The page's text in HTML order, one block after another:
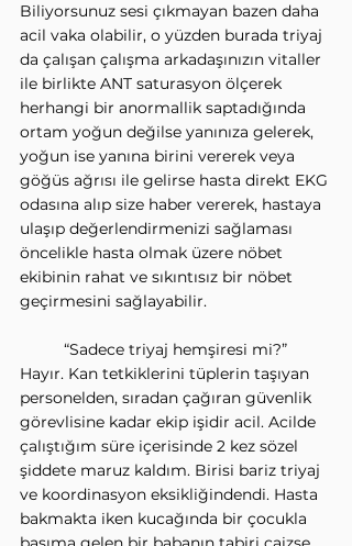
Biliyorsunuz sesi çıkmayan bazen daha
acil vaka olabilir, o yüzden burada triyaj
da çalışan çalışma arkadaşınızın vitaller
ile birlikte ANT saturasyon ölçerek
herhangi bir anormallik saptadığında
ortam yoğun değilse yanınıza gelerek,
yoğun ise yanına birini vererek veya
göğüs ağrısı ile gelirse hasta direkt EKG
odasına alıp size haber vererek, hastaya
ulaşıp değerlendirmenizi sağlaması
öncelikle hasta olmak üzere nöbet
ekibinin rahat ve sıkıntısız bir nöbet
geçirmesini sağlayabilir.
Hayır. Kan tetkiklerini tüplerin taşıyan
personelden, sıradan çağıran güvenlik
görevlisine kadar ekip işidir acil. Acilde
çalıştığım süre içerisinde 2 kez sözel
şiddete maruz kaldım. Birisi bariz triyaj
ve koordinasyon eksikliğindendi. Hasta
bakmakta iken kucağında bir çocukla